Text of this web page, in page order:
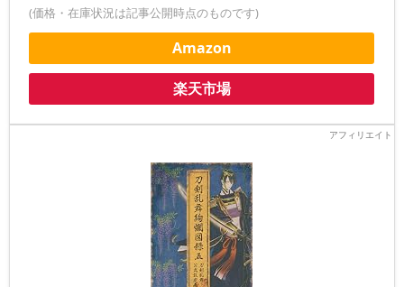
(価格・在庫状況は記事公開時点のものです)
Amazon
楽天市場